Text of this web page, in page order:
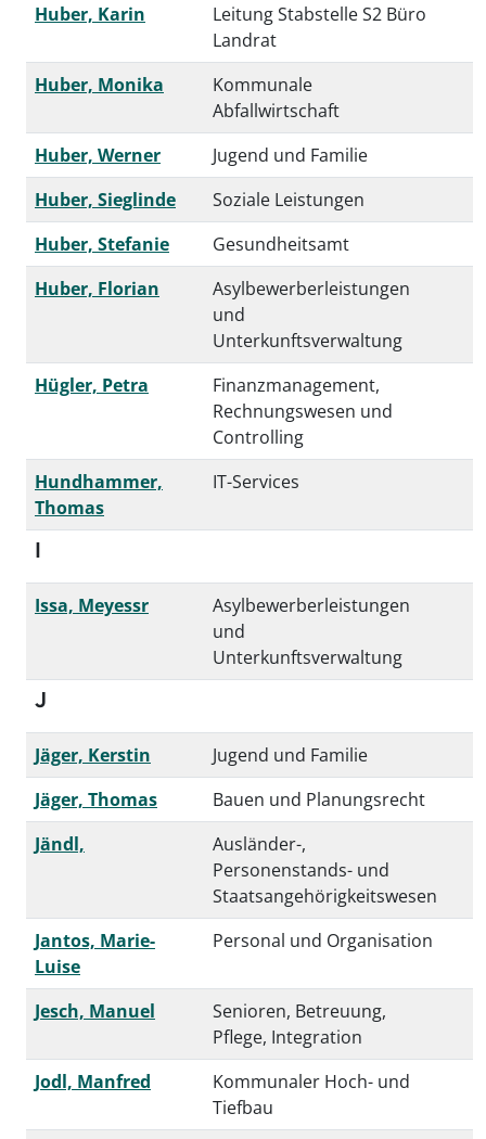
Huber, Karin
Leitung Stabstelle S2 Büro
Landrat
Huber, Monika
Kommunale
Abfallwirtschaft
Huber, Werner
Jugend und Familie
Huber, Sieglinde
Soziale Leistungen
Huber, Stefanie
Gesundheitsamt
Huber, Florian
Asylbewerberleistungen
und
Unterkunftsverwaltung
Hügler, Petra
Finanzmanagement,
Rechnungswesen und
Controlling
Hundhammer,
Thomas
IT-Services
I
Issa, Meyessr
Asylbewerberleistungen
und
Unterkunftsverwaltung
J
Jäger, Kerstin
Jugend und Familie
Jäger, Thomas
Bauen und Planungsrecht
Jändl,
Ausländer-,
Personenstands- und
Staatsangehörigkeitswesen
Jantos, Marie-
Luise
Personal und Organisation
Jesch, Manuel
Senioren, Betreuung,
Pflege, Integration
Jodl, Manfred
Kommunaler Hoch- und
Tiefbau